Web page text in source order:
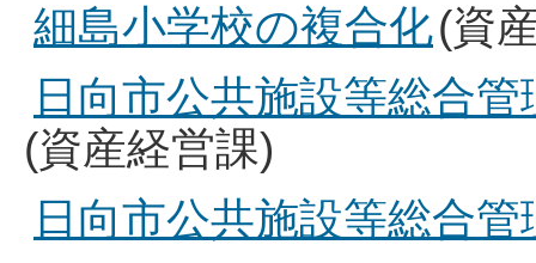
細島小学校の複合化(資
日向市公共施設等総合
(資産経営課)
日向市公共施設等総合管